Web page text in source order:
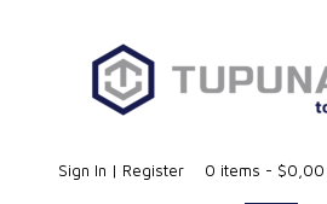
Sign In | Register 0 items - $0,00